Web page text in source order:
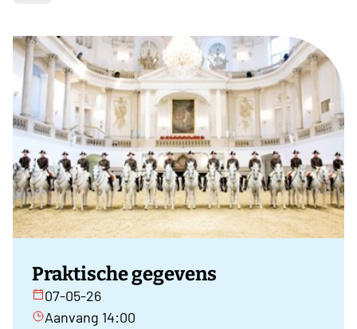
Praktische gegevens
07-05-26
Aanvang 14:00